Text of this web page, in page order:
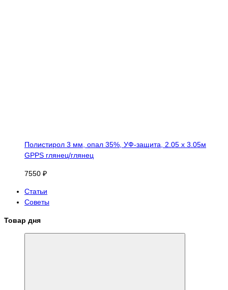
Полистирол 3 мм, опал 35%, УФ-защита, 2.05 х 3.05м
GPPS глянец/глянец
7550 ₽
Статьи
Советы
Товар дня